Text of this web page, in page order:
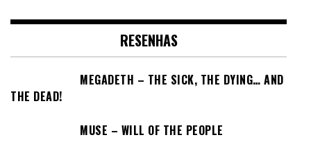
RESENHAS
MEGADETH – THE SICK, THE DYING… AND
THE DEAD!
MUSE – WILL OF THE PEOPLE